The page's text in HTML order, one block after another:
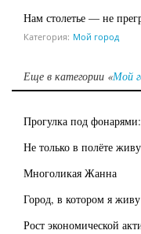
Нам столетье — не
Категория: Мой город
Еще в категории «Мой
Прогулка под
Не только в полёте
Многоликая Жанна
Город, в котором я живу
Рост экономической